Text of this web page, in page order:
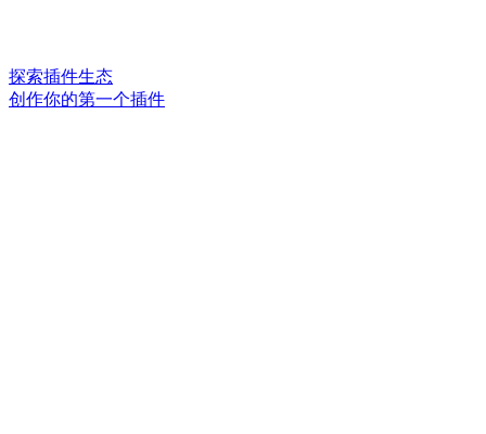
探索插件生态
创作你的第一个插件